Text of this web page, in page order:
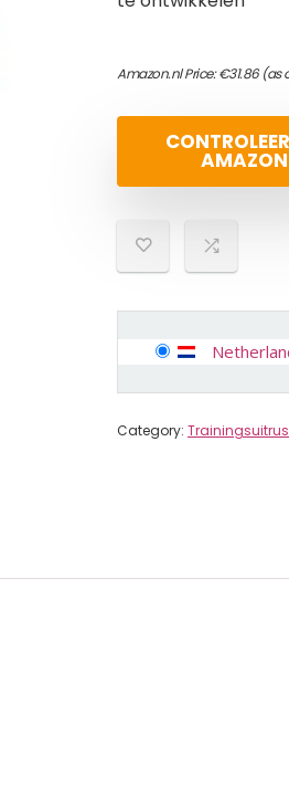
Amazon.nl Price:€31.86(as
AMAZON
Category: